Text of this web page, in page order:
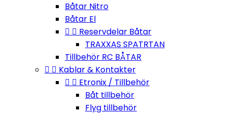
Båtar Nitro
Båtar El
  Reservdelar Båtar
TRAXXAS SPATRTAN
Tillbehör RC BÅTAR
  Kablar & Kontakter
  Etronix / Tillbehör
Båt tillbehör
Flyg tillbehör